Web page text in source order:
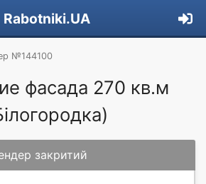
Rabotniki.UA
№144100
фасада 270 кв.м
закритий